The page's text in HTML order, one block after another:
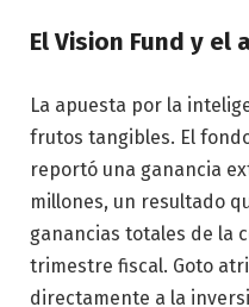
El Vision Fund y el
La apuesta por la
frutos tangibles. El
reportó una ganancia
millones, un resultado
ganancias totales de la
trimestre fiscal. Goto
directamente a la